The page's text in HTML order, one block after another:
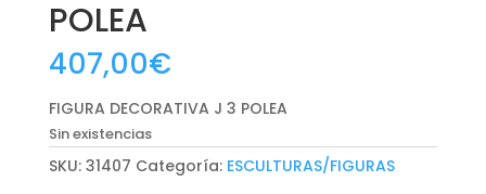
POLEA
407,00€
FIGURA DECORATIVA J 3 POLEA
Sin existencias
SKU: 31407 Categoría: ESCULTURAS/FIGURAS